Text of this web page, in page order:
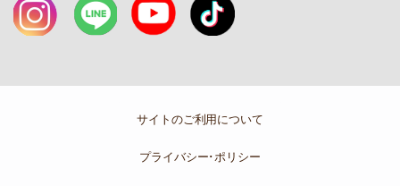
サイトのご利用について
プライバシー･ポリシー